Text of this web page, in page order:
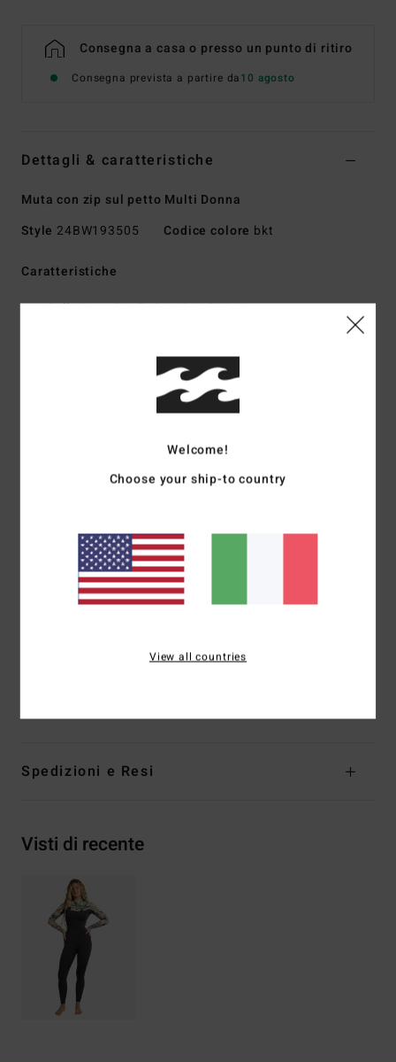
Consegna a casa o presso un punto di ritiro
Consegna prevista a partire da10 agosto
Dettagli & caratteristiche
Muta con zip sul petto Multi Donna
Style 24BW193505 Codice colore bkt
Caratteristiche
Collezione:SALTY DAYZ NATURAL
realizzato con tessuti riciclati al 100% da materiali post-
GOMMA NATURALE - realizzata con
l'85% di gomma naturale e il 15% di additivi sintetici
composti da BolderBlack riciclato e olio di soia
Tessuto interno:GRAPHENE COMP per calore e
Spessore:3/2 mm
Inserimento:inserimento con cerniera sul petto
Cuciture esterne GBS [incollate e cucite a punto cieco]
per la massima flessibilità e un ingresso minimo di acqua
Spedizioni e Resi
Visti di recente
Welcome!
Choose your ship-to country
View all countries